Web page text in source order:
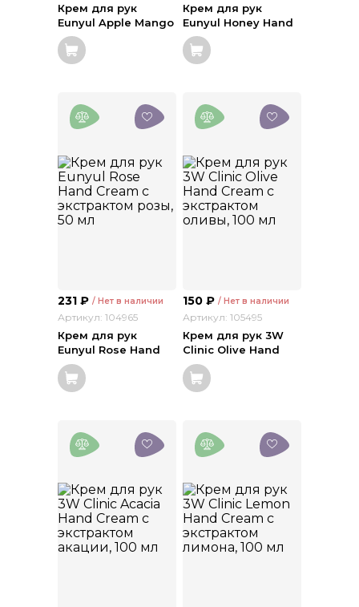
Крем для рук
Eunyul Apple Mango
Hand Cream с
экстрактом манго,
50 мл
Крем для рук
Eunyul Honey Hand
Cream с экстрактом
меда, 50 мл
231 ₽ / Нет в наличии
Артикул: 104965
Крем для рук
Eunyul Rose Hand
Cream с экстрактом
розы, 50 мл
150 ₽ / Нет в наличии
Артикул: 105495
Крем для рук 3W
Clinic Olive Hand
Cream с экстрактом
оливы, 100 мл